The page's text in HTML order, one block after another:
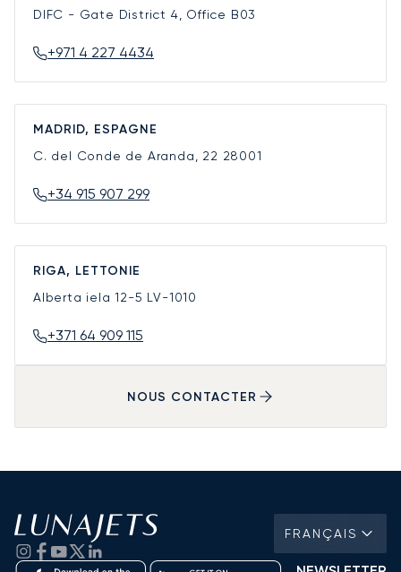
DIFC - Gate District 4, Office B03
+971 4 227 4434
MADRID, ESPAGNE
C. del Conde de Aranda, 22 28001
+34 915 907 299
RIGA, LETTONIE
Alberta iela 12-5 LV-1010
+371 64 909 115
NOUS CONTACTER
FRANÇAIS